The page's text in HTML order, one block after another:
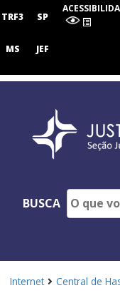
Judiciária
Paulo
TRF3 SP
MS JEF
BUSCA
Internet Central de